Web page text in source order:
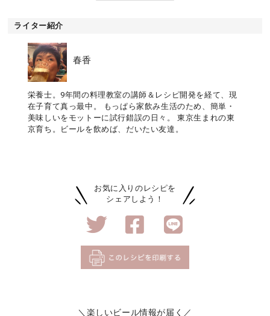
ライター紹介
春香
栄養士。9年間の料理教室の講師＆レシピ開発を経て、現
在子育て真っ最中。 もっぱら家飲み生活のため、簡単・
美味しいをモットーに試行錯誤の日々。 東京生まれの東
京育ち。ビールを飲めば、だいたい友達。
お気に入りのレシピを
シェアしよう！
＼楽しいビール情報が届く／